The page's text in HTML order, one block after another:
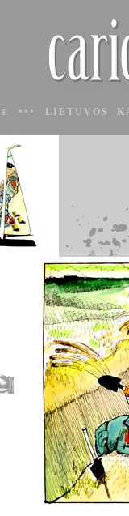
*** LIETUVOS